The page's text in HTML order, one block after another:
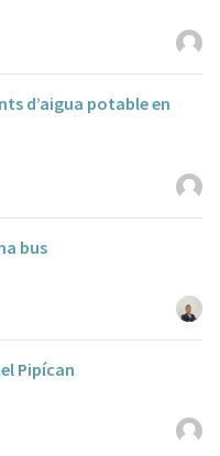
d’aigua potable en
bus
Pipícan